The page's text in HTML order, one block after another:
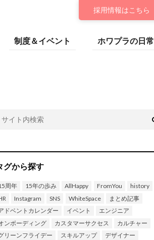
採用情報はこちら
制度＆イベント ホワプラの日常
グから探す
周年 15年の歩み AllHappy FromYou
history
Instagram SNS WhiteSpace
まとめ記事
ドベントカレンダー
イベント
エンジニア
ンボーディング
カスタマーサクセス
カルチャー
リーンフライデー
スキルアップ
デザイナー